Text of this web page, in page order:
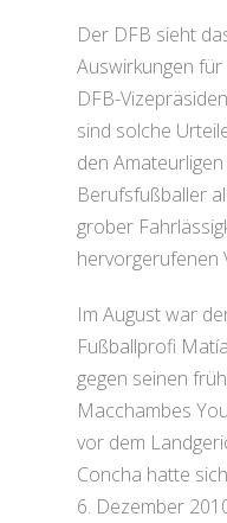
Der DFB sieht
Auswirkungen für
DFB-
sind solche
den
Berufsfußballer
grober
hervorgerufenen
Im August war
Fußballprofi
gegen seinen
Macchambes
vor dem
Concha hatte
6. Dezember